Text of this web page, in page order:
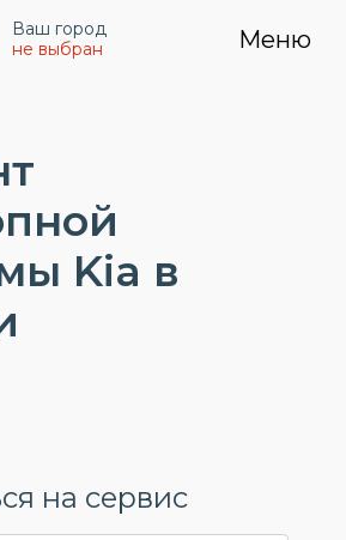
Ваш город
не выбран
Меню
Kia в
на сервис